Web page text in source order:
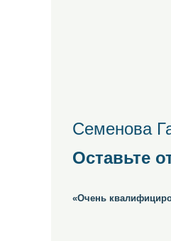
Семенова
Оставьте
«Очень